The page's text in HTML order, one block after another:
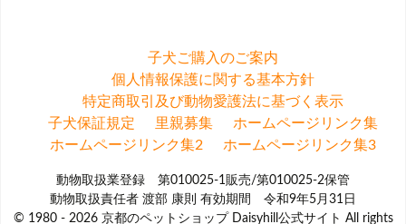
子犬ご購入のご案内
個人情報保護に関する基本方針
特定商取引及び動物愛護法に基づく表示
子犬保証規定
里親募集
ホームページリンク集
ホームページリンク集2
ホームページリンク集3
動物取扱業登録 第010025-1販売/第010025-2保管
動物取扱責任者 渡部 康則 有効期間 令和9年5月31日
© 1980 - 2026 京都のペットショップ Daisyhill公式サイト All rights